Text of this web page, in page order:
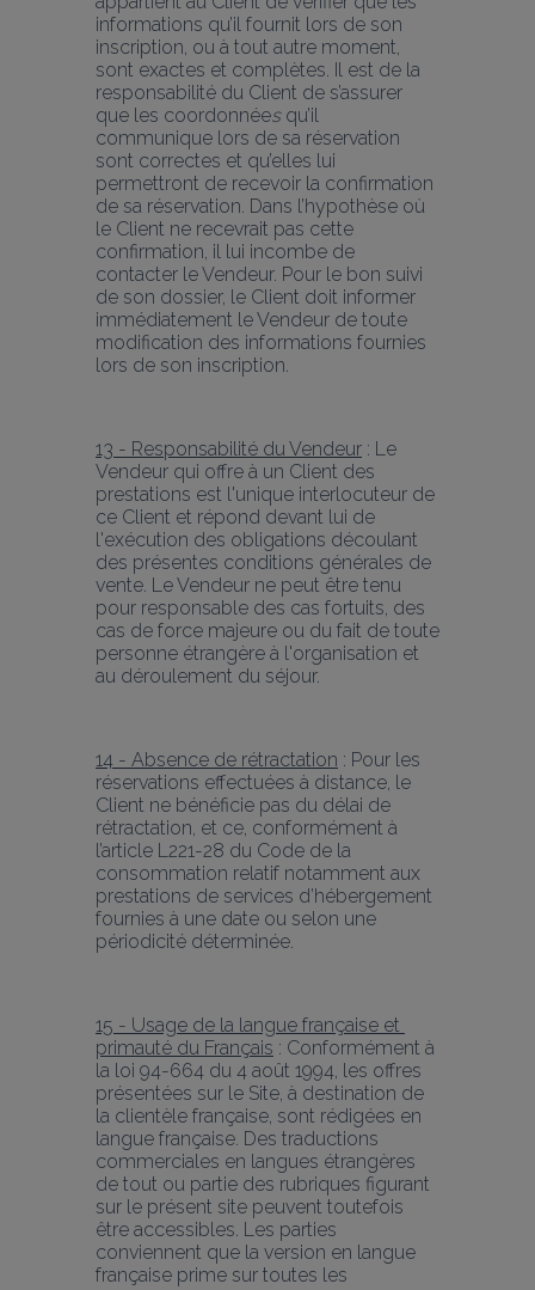
informations qu’il fournit lors de son
inscription, ou à tout autre moment,
sont exactes et complètes. Il est de la
responsabilité du Client de s’assurer
que les coordonnées qu’il
communique lors de sa réservation
sont correctes et qu’elles lui
permettront de recevoir la confirmation
de sa réservation. Dans l’hypothèse où
le Client ne recevrait pas cette
confirmation, il lui incombe de
contacter le Vendeur. Pour le bon suivi
de son dossier, le Client doit informer
immédiatement le Vendeur de toute
modification des informations fournies
lors de son inscription.
13 - Responsabilité du Vendeur : Le
Vendeur qui offre à un Client des
prestations est l'unique interlocuteur de
ce Client et répond devant lui de
l'exécution des obligations découlant
des présentes conditions générales de
vente. Le Vendeur ne peut être tenu
pour responsable des cas fortuits, des
cas de force majeure ou du fait de toute
personne étrangère à l'organisation et
au déroulement du séjour.
14 - Absence de rétractation : Pour les
réservations effectuées à distance, le
Client ne bénéficie pas du délai de
rétractation, et ce, conformément à
l’article L221-28 du Code de la
consommation relatif notamment aux
prestations de services d’hébergement
fournies à une date ou selon une
périodicité déterminée.
15 - Usage de la langue française et
primauté du Français : Conformément à
la loi 94-664 du 4 août 1994, les offres
présentées sur le Site, à destination de
la clientèle française, sont rédigées en
langue française. Des traductions
commerciales en langues étrangères
de tout ou partie des rubriques figurant
sur le présent site peuvent toutefois
être accessibles. Les parties
conviennent que la version en langue
française prime sur toutes les